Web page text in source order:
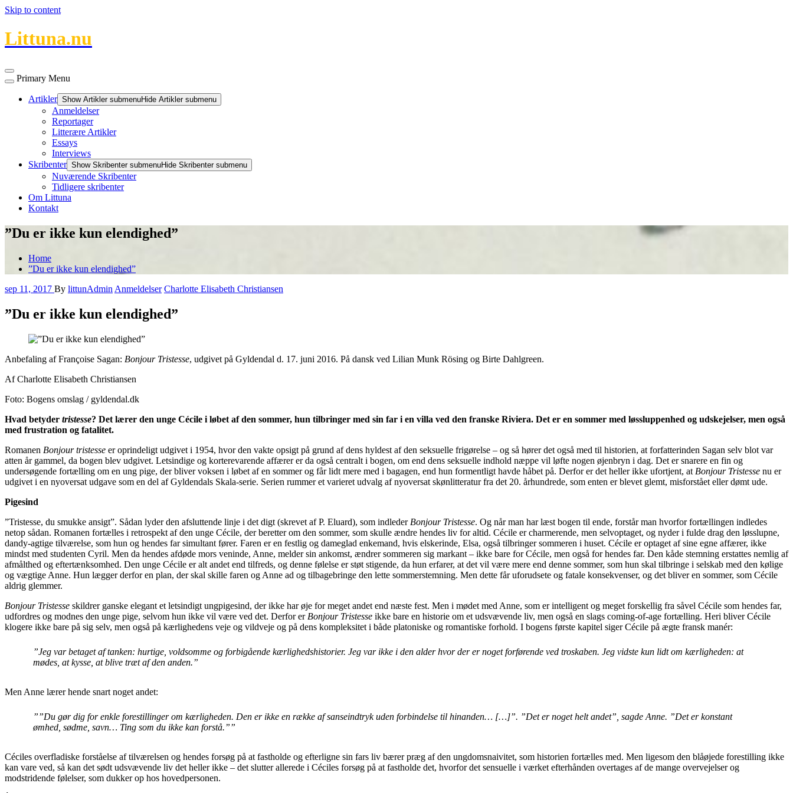
Skip to content
Littuna.nu
Primary Menu
Artikler Show Artikler submenuHide Artikler submenu
Anmeldelser
Reportager
Litterære Artikler
Essays
Interviews
Skribenter Show Skribenter submenuHide Skribenter submenu
Nuværende Skribenter
Tidligere skribenter
Om Littuna
Kontakt
”Du er ikke kun elendighed”
Home
”Du er ikke kun elendighed”
sep 11, 2017 By littunAdmin Anmeldelser Charlotte Elisabeth Christiansen
”Du er ikke kun elendighed”
Anbefaling af Françoise Sagan: Bonjour Tristesse, udgivet på Gyldendal d. 17. juni 2016. På dansk ved Lilian Munk Rösing og Birte Dahlgreen.
Af Charlotte Elisabeth Christiansen
Foto: Bogens omslag / gyldendal.dk
Hvad betyder tristesse? Det lærer den unge Cécile i løbet af den sommer, hun tilbringer med sin far i en villa ved den franske Riviera. Det er en sommer med løssluppenhed og udskejelser, men også
med frustration og fatalitet.
Romanen Bonjour tristesse er oprindeligt udgivet i 1954, hvor den vakte opsigt på grund af dens hyldest af den seksuelle frigørelse – og så hører det også med til historien, at forfatterinden Sagan selv blot var
atten år gammel, da bogen blev udgivet. Letsindige og korterevarende affærer er da også centralt i bogen, om end dens seksuelle indhold næppe vil løfte nogen øjenbryn i dag. Det er snarere en fin og
undersøgende fortælling om en ung pige, der bliver voksen i løbet af en sommer og får lidt mere med i bagagen, end hun formentligt havde håbet på. Derfor er det heller ikke ufortjent, at Bonjour Tristesse nu er
udgivet i en nyoversat udgave som en del af Gyldendals Skala-serie. Serien rummer et varieret udvalg af nyoversat skønlitteratur fra det 20. århundrede, som enten er blevet glemt, misforstået eller dømt ude.
Pigesind
”Tristesse, du smukke ansigt”. Sådan lyder den afsluttende linje i det digt (skrevet af P. Eluard), som indleder Bonjour Tristesse. Og når man har læst bogen til ende, forstår man hvorfor fortællingen indledes
netop sådan. Romanen fortælles i retrospekt af den unge Cécile, der beretter om den sommer, som skulle ændre hendes liv for altid. Cécile er charmerende, men selvoptaget, og nyder i fulde drag den løsslupne,
dandy-agtige tilværelse, som hun og hendes far simultant fører. Faren er en festlig og dameglad enkemand, hvis elskerinde, Elsa, også tilbringer sommeren i huset. Cécile er optaget af sine egne affærer, ikke
mindst med studenten Cyril. Men da hendes afdøde mors veninde, Anne, melder sin ankomst, ændrer sommeren sig markant – ikke bare for Cécile, men også for hendes far. Den kåde stemning erstattes nemlig af
afmålthed og eftertænksomhed. Den unge Cécile er alt andet end tilfreds, og denne følelse er støt stigende, da hun erfarer, at det vil være mere end denne sommer, som hun skal tilbringe i selskab med den kølige
og vægtige Anne. Hun lægger derfor en plan, der skal skille faren og Anne ad og tilbagebringe den lette sommerstemning. Men dette får uforudsete og fatale konsekvenser, og det bliver en sommer, som Cécile
aldrig glemmer.
Bonjour Tristesse skildrer ganske elegant et letsindigt ungpigesind, der ikke har øje for meget andet end næste fest. Men i mødet med Anne, som er intelligent og meget forskellig fra såvel Cécile som hendes far,
udfordres og modnes den unge pige, selvom hun ikke vil være ved det. Derfor er Bonjour Tristesse ikke bare en historie om et udsvævende liv, men også en slags coming-of-age fortælling. Heri bliver Cécile
klogere ikke bare på sig selv, men også på kærlighedens veje og vildveje og på dens kompleksitet i både platoniske og romantiske forhold. I bogens første kapitel siger Cécile på ægte fransk manér:
”Jeg var betaget af tanken: hurtige, voldsomme og forbigående kærlighedshistorier. Jeg var ikke i den alder hvor der er noget forførende ved troskaben. Jeg vidste kun lidt om kærligheden: at
mødes, at kysse, at blive træt af den anden.”
Men Anne lærer hende snart noget andet:
””Du gør dig for enkle forestillinger om kærligheden. Den er ikke en række af sanseindtryk uden forbindelse til hinanden… […]”. ”Det er noget helt andet”, sagde Anne. ”Det er konstant
ømhed, sødme, savn… Ting som du ikke kan forstå.””
Céciles overfladiske forståelse af tilværelsen og hendes forsøg på at fastholde og efterligne sin fars liv bærer præg af den ungdomsnaivitet, som historien fortælles med. Men ligesom den blåøjede forestilling ikke
kan vare ved, så kan det sødt udsvævende liv det heller ikke – det slutter allerede i Céciles forsøg på at fastholde det, hvorfor det sensuelle i værket efterhånden overtages af de mange overvejelser og
modstridende følelser, som dukker op hos hovedpersonen.